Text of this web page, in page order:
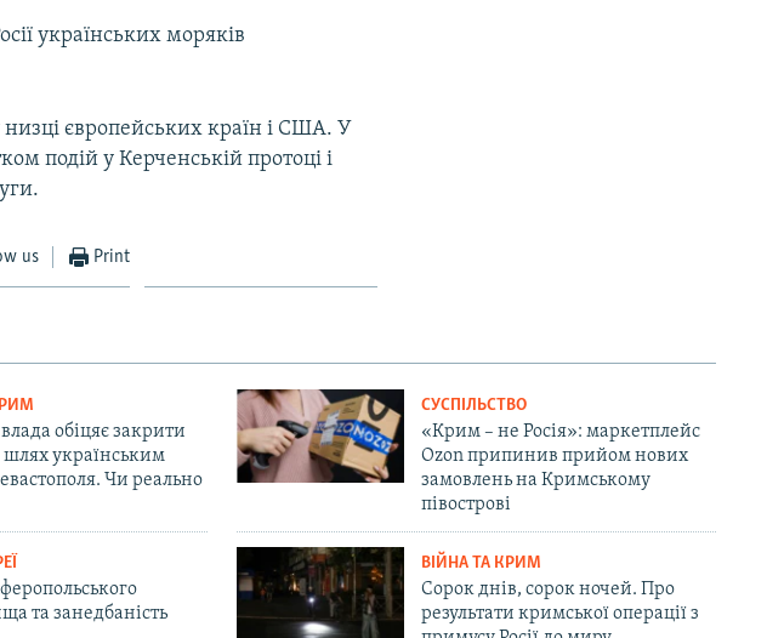
українських моряків
низці європейських країн і США. У
подій у Керченській протоці і
us Print
обіцяє закрити
українським
Чи реально
СУСПІЛЬСТВО
«Крим – не Росія»: маркетплейс
Ozon припинив прийом нових
замовлень на Кримському
півострові
та занедбаність
ВІЙНА ТА КРИМ
Сорок днів, сорок ночей. Про
результати кримської операції з